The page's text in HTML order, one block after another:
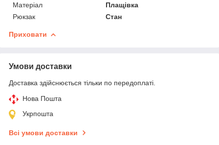
Матеріал
Плащівка
Рюкзак
Стан
Приховати
Умови доставки
Доставка здійснюється тільки по передоплаті.
Нова Пошта
Укрпошта
Всі умови доставки